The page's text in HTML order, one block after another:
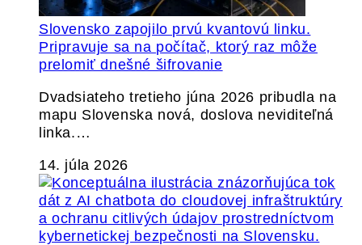
Slovensko zapojilo prvú kvantovú linku.
Pripravuje sa na počítač, ktorý raz môže
prelomiť dnešné šifrovanie
Dvadsiateho tretieho júna 2026 pribudla na
mapu Slovenska nová, doslova neviditeľná
linka.…
14. júla 2026